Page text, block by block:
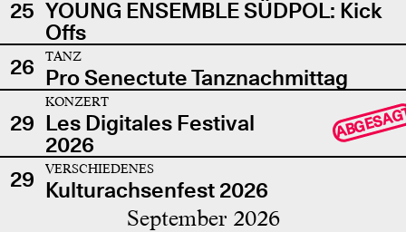
25 YOUNG ENSEMBLE SÜDPOL: Kick
Offs
26
TANZ
Pro Senectute Tanznachmittag
29
KONZERT
Les Digitales Festival
2026
29 VERSCHIEDENES
Kulturachsenfest 2026
September 2026